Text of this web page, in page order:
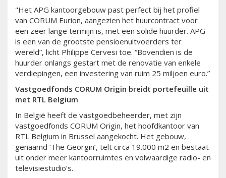
"Het APG kantoorgebouw past perfect bij het profiel
van CORUM Eurion, aangezien het huurcontract voor
een zeer lange termijn is, met een solide huurder. APG
is een van de grootste pensioenuitvoerders ter
wereld”, licht Philippe Cervesi toe. “Bovendien is de
huurder onlangs gestart met de renovatie van enkele
verdiepingen, een investering van ruim 25 miljoen euro.”
Vastgoedfonds CORUM Origin breidt portefeuille uit
met RTL Belgium
In België heeft de vastgoedbeheerder, met zijn
vastgoedfonds CORUM Origin, het hoofdkantoor van
RTL Belgium in Brussel aangekocht. Het gebouw,
genaamd ‘The Georgin’, telt circa 19.000 m2 en bestaat
uit onder meer kantoorruimtes en volwaardige radio- en
televisiestudio’s.